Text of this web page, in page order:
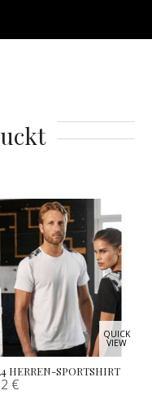
QUICK
VIEW
HERREN-SPORTSHIRT
€